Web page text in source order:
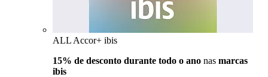
ALL Accor+ ibis
15% de desconto durante todo o ano nas marcas
ibis